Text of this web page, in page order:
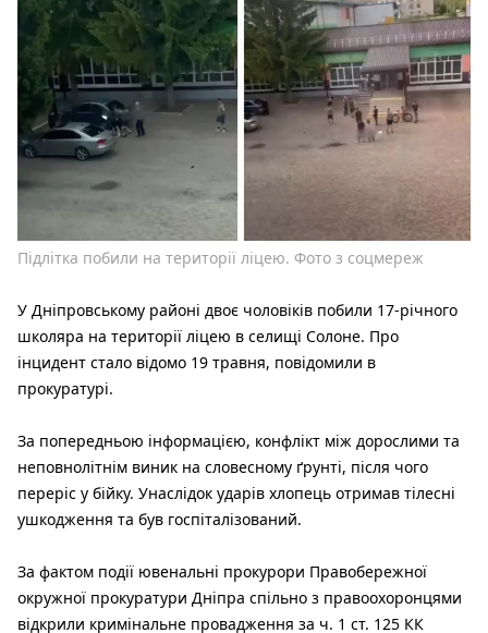
Підлітка побили на території ліцею. Фото з соцмереж
У Дніпровському районі двоє чоловіків побили 17-річного
школяра на території ліцею в селищі Солоне. Про
інцидент стало відомо 19 травня, повідомили в
прокуратурі.
За попередньою інформацією, конфлікт між дорослими та
неповнолітнім виник на словесному ґрунті, після чого
переріс у бійку. Унаслідок ударів хлопець отримав тілесні
ушкодження та був госпіталізований.
За фактом події ювенальні прокурори Правобережної
окружної прокуратури Дніпра спільно з правоохоронцями
відкрили кримінальне провадження за ч. 1 ст. 125 КК